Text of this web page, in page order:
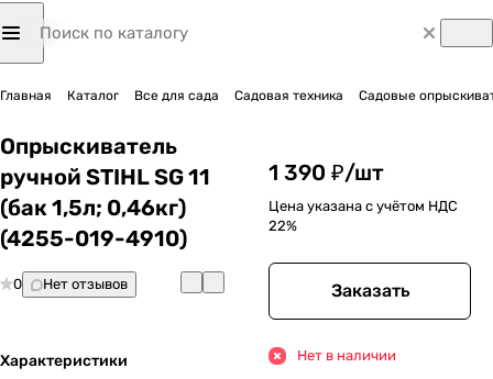
Главная Каталог Все для сада Садовая техника Садовые
Опрыскиватель
ручной STIHL SG 11
(бак 1,5л; 0,46кг)
(4255-019-4910)
0 Нет отзывов
Характеристики
1 390 ₽/шт
Цена указана с учётом НДС
22%
Заказать
Нет в наличии